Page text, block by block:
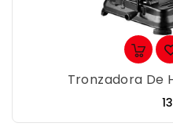
Tronzadora De